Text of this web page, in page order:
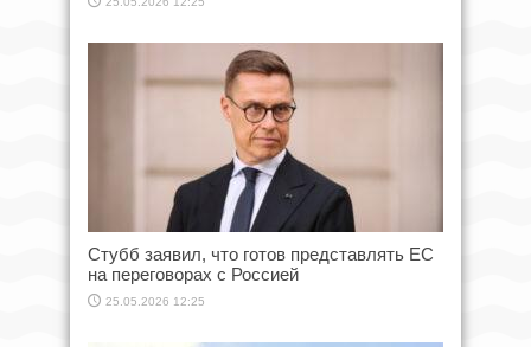
Стубб заявил, что готов представлять ЕС
на переговорах с Россией
25.05.2026 12:25